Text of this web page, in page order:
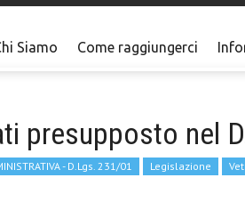
Siamo Come raggiungerci
presupposto nel
- D.Lgs. 231/01 Legislazione